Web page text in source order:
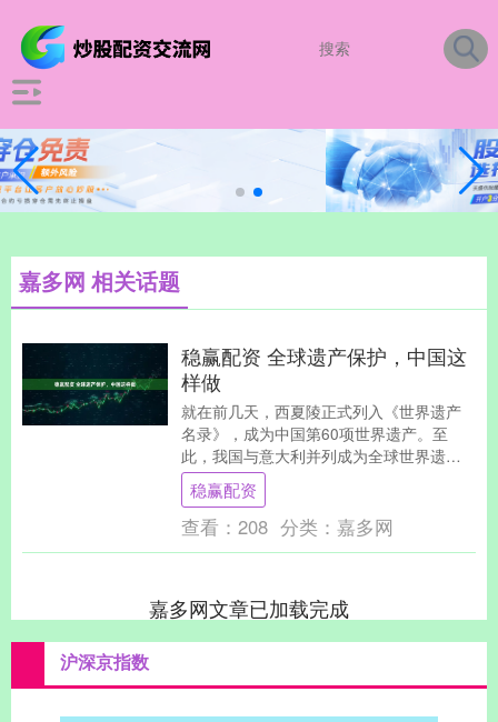
嘉多网 相关话题
稳赢配资 全球遗产保护，中国这
样做
就在前几天，西夏陵正式列入《世界遗产
名录》，成为中国第60项世界遗产。至
此，我国与意大利并列成为全球世界遗产
数量最多的国家，成为名副其实的世界遗
产大国。 此次西....
稳赢配资
查看： 208 分类： 嘉多网
嘉多网文章已加载完成
沪深京指数